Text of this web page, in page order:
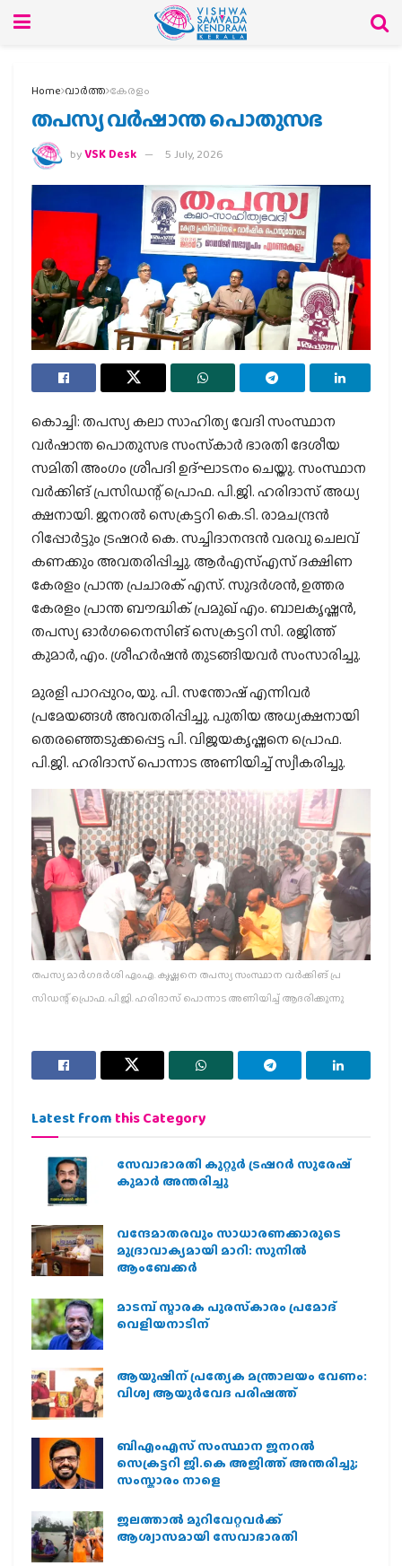
Home വാര്‍ത്ത കേരളം
തപസ്യ വര്‍ഷാന്ത പൊതുസഭ
byVSK Desk 5 July, 2026
കൊച്ചി: തപസ്യ കലാ സാഹിത്യ വേദി സംസ്ഥാന
വര്‍ഷാന്ത പൊതുസഭ സംസ്‌കാര്‍ ഭാരതി ദേശീയ
സമിതി അംഗം ശ്രീപദി ഉദ്ഘാടനം ചെയ്തു. സംസ്ഥാന
വര്‍ക്കിങ് പ്രസിഡന്റ് പ്രൊഫ. പി.ജി. ഹരിദാസ് അധ്യ
ക്ഷനായി. ജനറല്‍ സെക്രട്ടറി കെ.ടി. രാമചന്ദ്രന്‍
റിപ്പോര്‍ട്ടും ട്രഷറര്‍ കെ. സച്ചിദാനന്ദന്‍ വരവു ചെലവ്
കണക്കും അവതരിപ്പിച്ചു. ആര്‍എസ്എസ് ദക്ഷിണ
കേരളം പ്രാന്ത പ്രചാരക് എസ്. സുദര്‍ശന്‍, ഉത്തര
കേരളം പ്രാന്ത ബൗദ്ധിക് പ്രമുഖ് എം. ബാലകൃഷ്ണന്‍,
തപസ്യ ഓര്‍ഗനൈസിങ് സെക്രട്ടറി സി. രജിത്ത്
കുമാര്‍, എം. ശ്രീഹര്‍ഷന്‍ തുടങ്ങിയവര്‍ സംസാരിച്ചു.
മുരളി പാറപ്പുറം, യു. പി. സന്തോഷ് എന്നിവര്‍
പ്രമേയങ്ങള്‍ അവതരിപ്പിച്ചു. പുതിയ അധ്യക്ഷനായി
തെരഞ്ഞെടുക്കപ്പെട്ട പി. വിജയകൃഷ്ണനെ പ്രൊഫ.
പി.ജി. ഹരിദാസ് പൊന്നാട അണിയിച്ച് സ്വീകരിച്ചു.
തപസ്യ മാര്‍ഗദര്‍ശി എം.എ. കൃഷ്ണനെ തപസ്യ സംസ്ഥാന വര്‍ക്കിങ് പ്ര
സിഡന്റ് പ്രൊഫ. പി.ജി. ഹരിദാസ് പൊന്നാട അണിയിച്ച് ആദരിക്കുന്നു
Latest from this Category
സേവാഭാരതി കുറ്റൂർ ട്രഷറർ സുരേഷ്
കുമാർ അന്തരിച്ചു
വന്ദേമാതരവും സാധാരണക്കാരുടെ
മുദ്രാവാക്യമായി മാറി: സുനിൽ
ആംബേക്കർ
മാടമ്പ് സ്മാരക പുരസ്‌കാരം പ്രമോദ്
വെളിയനാടിന്
ആയുഷിന് പ്രത്യേക മന്ത്രാലയം വേണം:
വിശ്വ ആയുര്‍വേദ പരിഷത്ത്
ബിഎംഎസ് സംസ്ഥാന ജനറൽ
സെക്രട്ടറി ജി.കെ അജിത്ത് അന്തരിച്ചു;
സംസ്കാരം നാളെ
ജലത്താല്‍ മുറിവേറ്റവര്‍ക്ക്
ആശ്വാസമായി സേവാഭാരതി